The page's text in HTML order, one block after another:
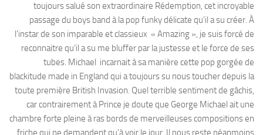
toujours salué son extraordinaire Rédemption, cet incroyable
passage du boys band à la pop funky délicate qu’il a su créer. À
l’instar de son imparable et classieux « Amazing », je suis forcé de
reconnaitre qu’il a su me bluffer par la justesse et le force de ses
tubes. Michael incarnait à sa manière cette pop gorgée de
blackitude made in England qui a toujours su nous toucher depuis la
toute première British Invasion. Quel terrible sentiment de gâchis,
car contrairement à Prince je doute que George Michael ait une
chambre forte pleine à ras bords de merveilleuses compositions en